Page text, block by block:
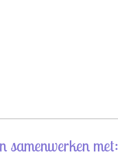
samenwerken met: